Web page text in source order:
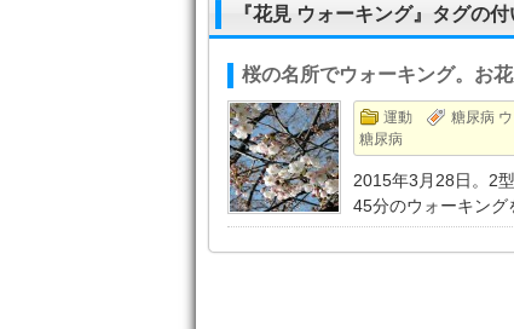
『花見 ウォーキング』タグの
桜の名所でウォーキング。お
運動 糖尿病
糖尿病
2015年3月28日。2
45分のウォーキング